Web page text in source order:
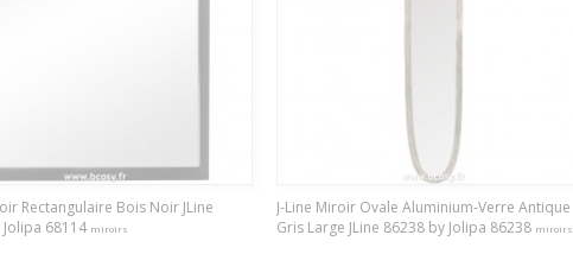
Rectangulaire Bois Noir JLine
68114 miroirs
J-Line Miroir Ovale Aluminium-Verre Antique
Gris Large JLine 86238 by Jolipa 86238 miroirs